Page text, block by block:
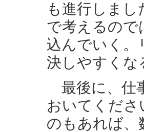
も進行しま
で考えるので
込んでいく。
決しやすくな
最後に、仕
おいてくださ
のもあれば、